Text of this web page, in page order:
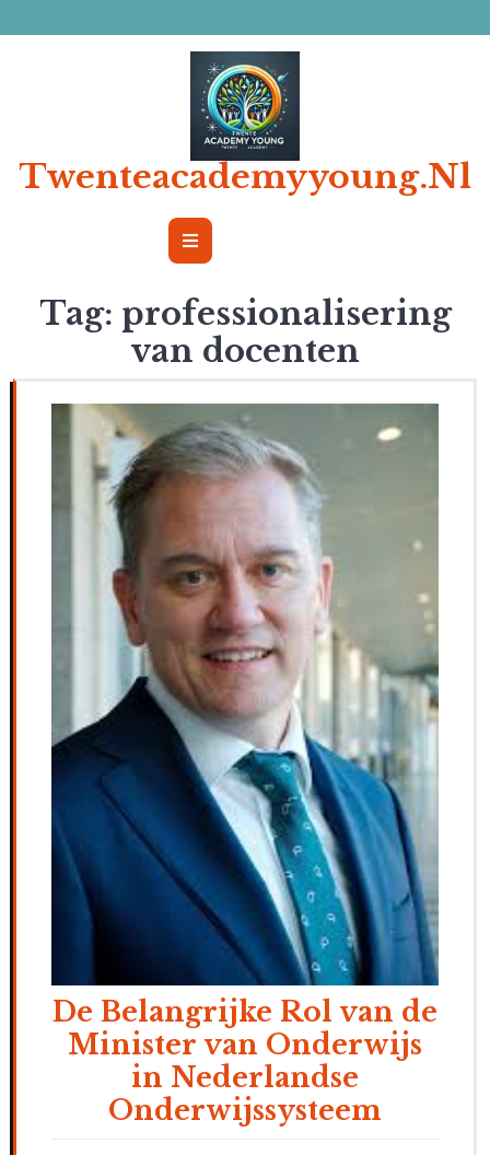
naar
Twenteacademyyoung.nl
Open
Tag: professionalisering
van docenten
De Belangrijke Rol van de
Minister van Onderwijs
in Nederlandse
Onderwijssysteem